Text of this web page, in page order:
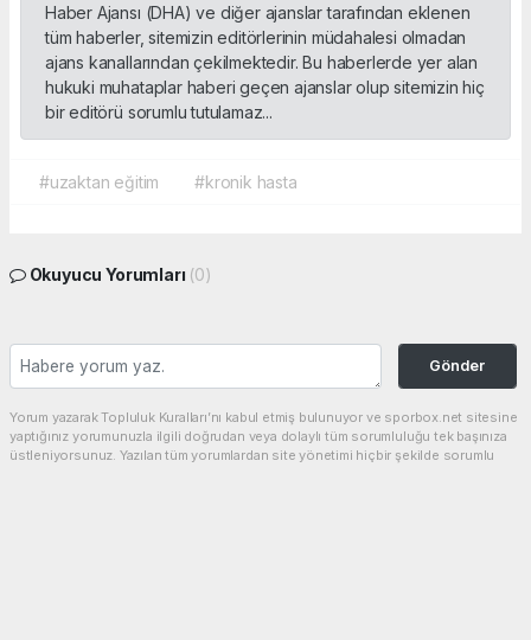
Haber Ajansı (DHA) ve diğer ajanslar tarafından eklenen
tüm haberler, sitemizin editörlerinin müdahalesi olmadan
ajans kanallarından çekilmektedir. Bu haberlerde yer alan
hukuki muhataplar haberi geçen ajanslar olup sitemizin hiç
bir editörü sorumlu tutulamaz...
#uzaktan eğitim #kronik hasta
Okuyucu Yorumları (0)
Gönder
Yorum yazarak Topluluk Kuralları’nı kabul etmiş bulunuyor ve sporbox.net sitesine
yaptığınız yorumunuzla ilgili doğrudan veya dolaylı tüm sorumluluğu tek başınıza
üstleniyorsunuz. Yazılan tüm yorumlardan site yönetimi hiçbir şekilde sorumlu